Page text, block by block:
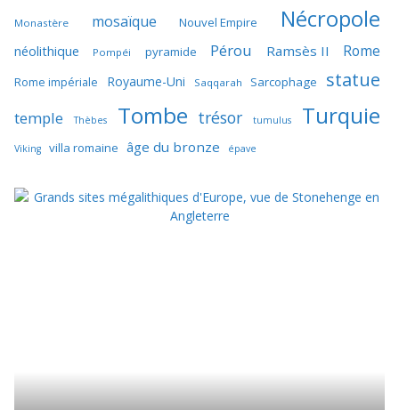
Monastère mosaïque Nouvel Empire Nécropole
néolithique Pompéi pyramide Pérou Ramsès II Rome
Rome impériale Royaume-Uni Saqqarah Sarcophage statue
temple Thèbes Tombe trésor tumulus Turquie
Viking villa romaine âge du bronze épave